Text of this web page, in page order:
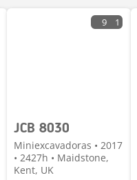
9 1
JCB 8030
Miniexcavadoras • 2017
• 2427h • Maidstone,
Kent, UK